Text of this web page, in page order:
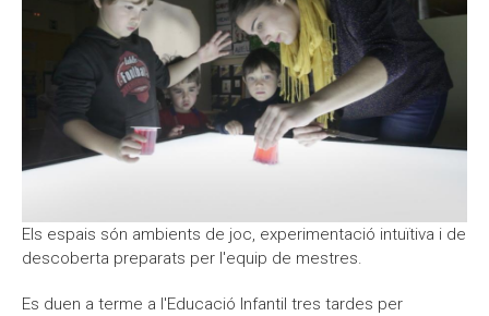
Els espais són ambients de joc, experimentació intuïtiva i de
descoberta preparats per l'equip de mestres.
Es duen a terme a l'Educació Infantil tres tardes per